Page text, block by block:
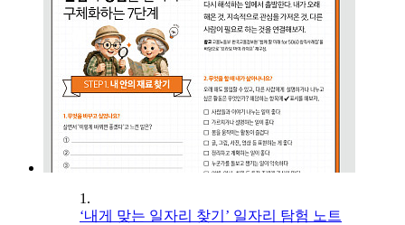
1.
‘내게 맞는 일자리 찾기’ 일자리 탐험 노트